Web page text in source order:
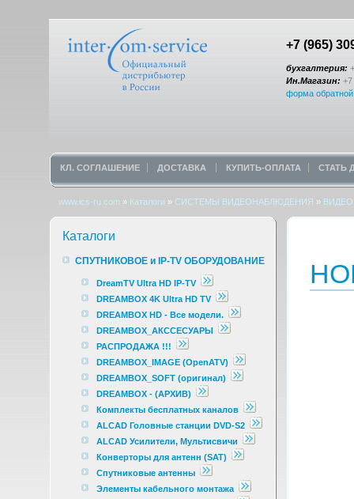
+7 (965)
бухгалтерия:
Ин.Магазин:
форма обратной
КЛ. СОГЛАШЕНИЕ ДОСТАВКА КУПИТЬ-ОПЛАТА СТАТЬ
www.ics-ru.com » Каталоги » СИСТЕМЫ ВИДЕОНАБЛЮДЕНИЯ » ВИДЕО
Каталоги
СПУТНИКОВОЕ и IP-TV ОБОРУДОВАНИЕ
DreamTV Ultra HD IP-TV
DREAMBOX 4K Ultra HD TV
DREAMBOX HD - Все модели.
DREAMBOX_АКССЕСУАРЫ
РАСПРОДАЖА !!!
DREAMBOX_IMAGE (OpenATV)
DREAMBOX_SOFT (оригинал)
DREAMBOX - (АРХИВ)
Комплекты бесплатных каналов
ALCAD Головные станции DVD-S2
ALCAD Усилители, Мультисвичи
Конверторы для антенн (SAT)
Спутниковые антенны
Элементы кабельного монтажа